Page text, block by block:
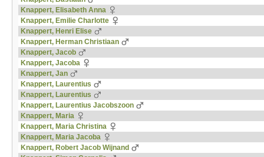
Knappert, Elisabeth Anna
Knappert, Emilie Charlotte
Knappert, Henri Elise
Knappert, Herman Christiaan
Knappert, Jacob
Knappert, Jacoba
Knappert, Jan
Knappert, Laurentius
Knappert, Laurentius
Knappert, Laurentius Jacobszoon
Knappert, Maria
Knappert, Maria Christina
Knappert, Maria Jacoba
Knappert, Robert Jacob Wijnand